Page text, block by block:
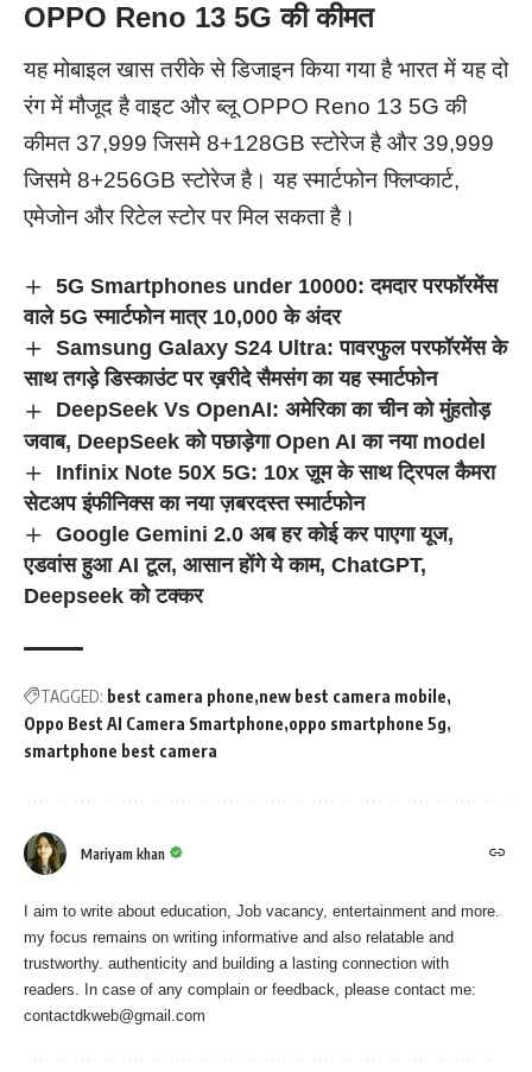
OPPO Reno 13 5G की कीमत
यह मोबाइल खास तरीके से डिजाइन किया गया है भारत में यह दो
रंग में मौजूद है वाइट और ब्लू OPPO Reno 13 5G की
कीमत 37,999 जिसमे 8+128GB स्टोरेज है और 39,999
जिसमे 8+256GB स्टोरेज है। यह स्मार्टफोन फ्लिप्कार्ट,
एमेजोन और रिटेल स्टोर पर मिल सकता है।
5G Smartphones under 10000: दमदार परफॉरमेंस
वाले 5G स्मार्टफोन मात्र 10,000 के अंदर
Samsung Galaxy S24 Ultra: पावरफुल परफॉरमेंस के
साथ तगड़े डिस्काउंट पर ख़रीदे सैमसंग का यह स्मार्टफोन
DeepSeek Vs OpenAI: अमेरिका का चीन को मुंहतोड़
जवाब, DeepSeek को पछाड़ेगा Open AI का नया model
Infinix Note 50X 5G: 10x ज़ूम के साथ ट्रिपल कैमरा
सेटअप इंफीनिक्स का नया ज़बरदस्त स्मार्टफोन
Google Gemini 2.0 अब हर कोई कर पाएगा यूज,
एडवांस हुआ AI टूल, आसान होंगे ये काम, ChatGPT,
Deepseek को टक्कर
TAGGED: best camera phone new best camera mobile
Oppo Best AI Camera Smartphone oppo smartphone 5g
smartphone best camera
Mariyam khan
I aim to write about education, Job vacancy, entertainment and more.
my focus remains on writing informative and also relatable and
trustworthy. authenticity and building a lasting connection with
readers. In case of any complain or feedback, please contact me:
contactdkweb@gmail.com